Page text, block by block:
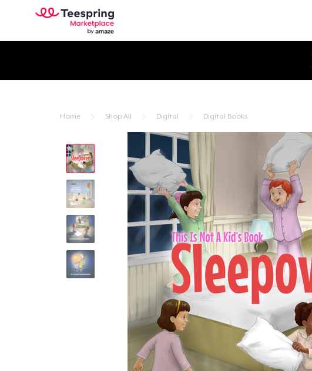
Home Shop All Digital Digital Books